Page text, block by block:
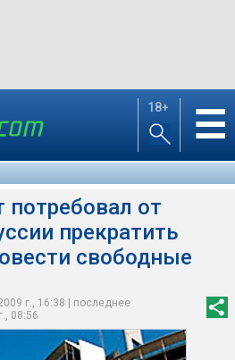
18+ ☰
потребовал от
прекратить
свободные
г., 16:38 | последнее
08:56